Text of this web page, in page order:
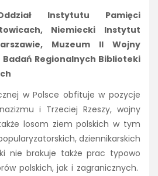
Instytutu Pamięci
Niemiecki Instytut
Muzeum II Wojny
Regionalnych Biblioteki
w Polsce obfituje w pozycje
i Trzeciej Rzeszy, wojny
losom ziem polskich w tym
dziennikarskich
nie brakuje także prac typowo
polskich, jak i zagranicznych.